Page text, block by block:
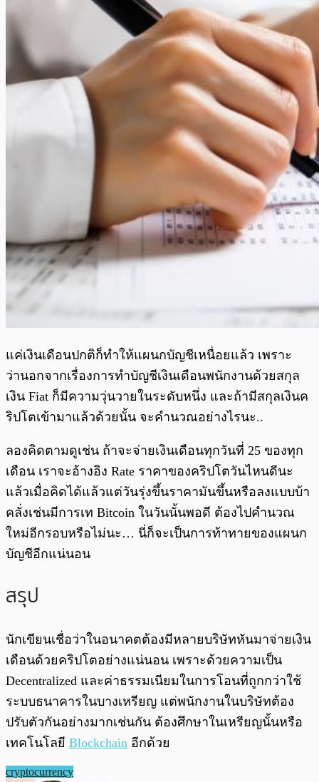
แค่เงินเดือนปกติก็ทำให้แผนกบัญชีเหนื่อยแล้ว เพราะ
ว่านอกจากเรื่องการทำบัญชีเงินเดือนพนักงานด้วยสกุล
เงิน Fiat ก็มีความวุ่นวายในระดับหนึ่ง และถ้ามีสกุลเงินค
ริปโตเข้ามาแล้วด้วยนั้น จะคำนวณอย่างไรนะ..
ลองคิดตามดูเช่น ถ้าจะจ่ายเงินเดือนทุกวันที่ 25 ของทุก
เดือน เราจะอ้างอิง Rate ราคาของคริปโตวันไหนดีนะ
แล้วเมื่อคิดได้แล้วแต่วันรุ่งขึ้นราคามันขึ้นหรือลงแบบบ้า
คลั่งเช่นมีการเท Bitcoin ในวันนั้นพอดี ต้องไปคำนวณ
ใหม่อีกรอบหรือไม่นะ… นี่ก็จะเป็นการท้าทายของแผนก
บัญชีอีกแน่นอน
สรุป
นักเขียนเชื่อว่าในอนาคตต้องมีหลายบริษัทหันมาจ่ายเงิน
เดือนด้วยคริปโตอย่างแน่นอน เพราะด้วยความเป็น
Decentralized และค่าธรรมเนียมในการโอนที่ถูกกว่าใช้
ระบบธนาคารในบางเหรียญ แต่พนักงานในบริษัทต้อง
ปรับตัวกันอย่างมากเช่นกัน ต้องศึกษาในเหรียญนั้นหรือ
เทคโนโลยี Blockchain อีกด้วย
cryptocurrency